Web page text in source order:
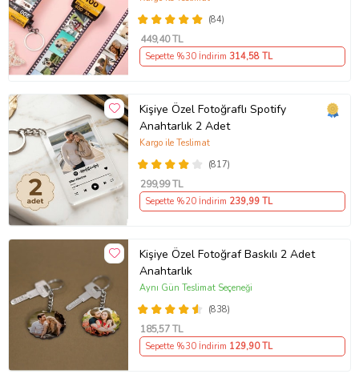
(84)
449,40 TL
Sepette %30 İndirim 314,58 TL
Kişiye Özel Fotoğraflı Spotify
Anahtarlık 2 Adet
(817)
Kargo ile Teslimat
299,99 TL
Sepette %20 İndirim 239,99 TL
Kişiye Özel Fotoğraf Baskılı 2 Adet
Anahtarlık
(838)
Aynı Gün Teslimat Seçeneği
185,57 TL
Sepette %30 İndirim 129,90 TL